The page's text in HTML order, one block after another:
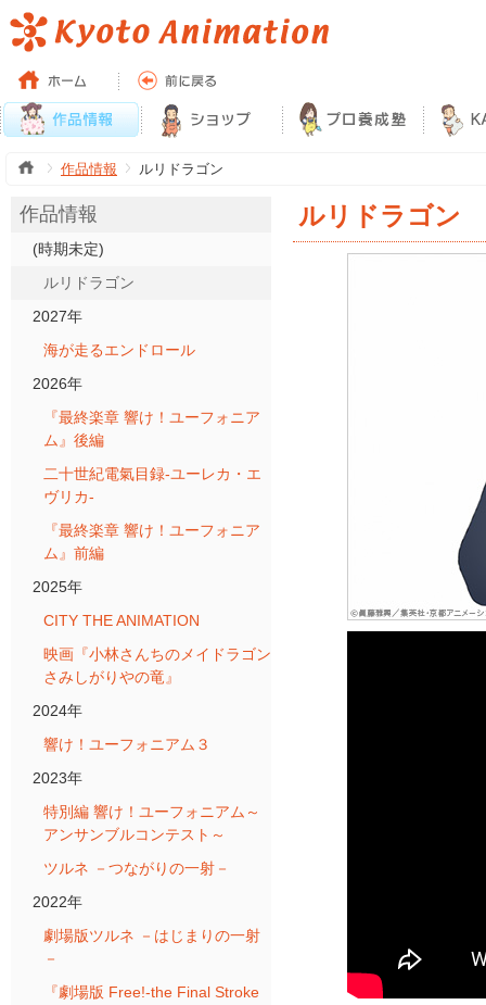
作品情報 ルリドラゴン
作品情報
(時期未定)
ルリドラゴン
2027年
海が走るエンドロール
2026年
『最終楽章 響け！ユーフォニア
ム』後編
二十世紀電氣目録-ユーレカ・エ
ヴリカ-
『最終楽章 響け！ユーフォニア
ム』前編
2025年
CITY THE ANIMATION
映画『小林さんちのメイドラゴン
さみしがりやの竜』
2024年
響け！ユーフォニアム３
2023年
特別編 響け！ユーフォニアム～
アンサンブルコンテスト～
ツルネ －つながりの一射－
2022年
劇場版ツルネ －はじまりの一射
－
『劇場版 Free!-the Final Stroke
ルリドラゴン